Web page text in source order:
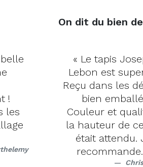
On dit du bien
!
les
« Le tapis
Lebon est
Reçu dans les
bien
Couleur et
la hauteur de
était attendu.